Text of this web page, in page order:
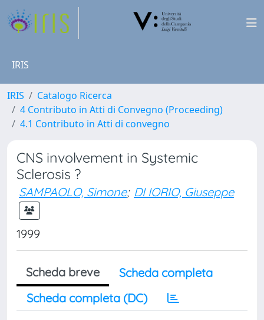
IRIS
IRIS
Catalogo Ricerca
4 Contributo in Atti di Convegno (Proceeding)
4.1 Contributo in Atti di convegno
CNS involvement in Systemic
Sclerosis ?
SAMPAOLO, Simone; DI IORIO, Giuseppe
1999
Scheda breve
Scheda completa
Scheda completa (DC)